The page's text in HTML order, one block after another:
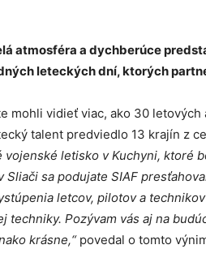
atmosféra a dychberúce
leteckých dní, ktorých
mohli vidieť viac, ako 30
talent predviedlo 13 krajín z
vojenské letisko v Kuchyni, ktoré
sa podujate SIAF
letcov, pilotov a
techniky. Pozývam vás aj na
krásne,“ povedal o tomto